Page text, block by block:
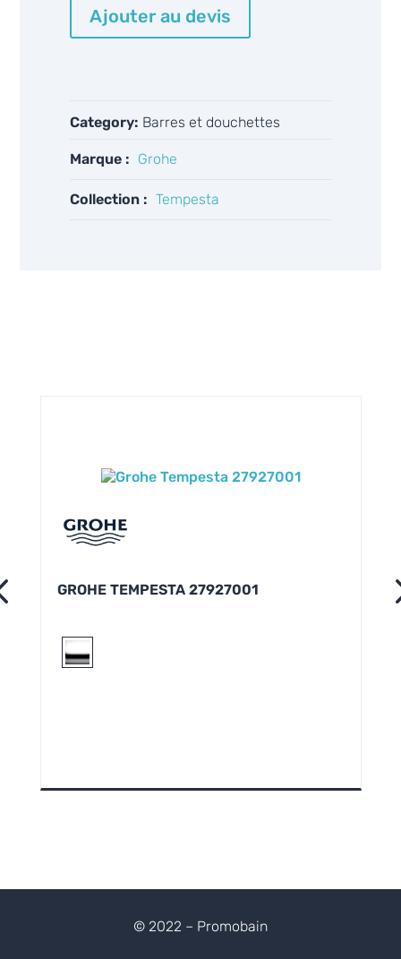
27852001
quantity
Ajouter au devis
Category: Barres et douchettes
Marque : Grohe
Collection : Tempesta
GROHE TEMPESTA 27927001
© 2022 – Promobain